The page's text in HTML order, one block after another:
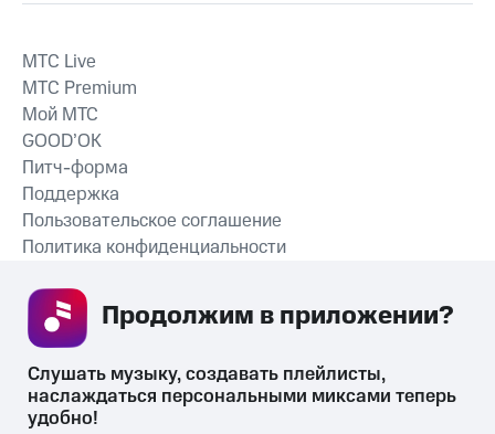
СКАЧАТЬ ПРИЛОЖЕНИЕ
MTС Live
MTС Premium
Мой МТС
GOOD’OK
Питч-форма
Поддержка
Пользовательское соглашение
Политика конфиденциальности
Слушать музыку, создавать плейлисты,
наслаждаться персональными миксами теперь
удобно!